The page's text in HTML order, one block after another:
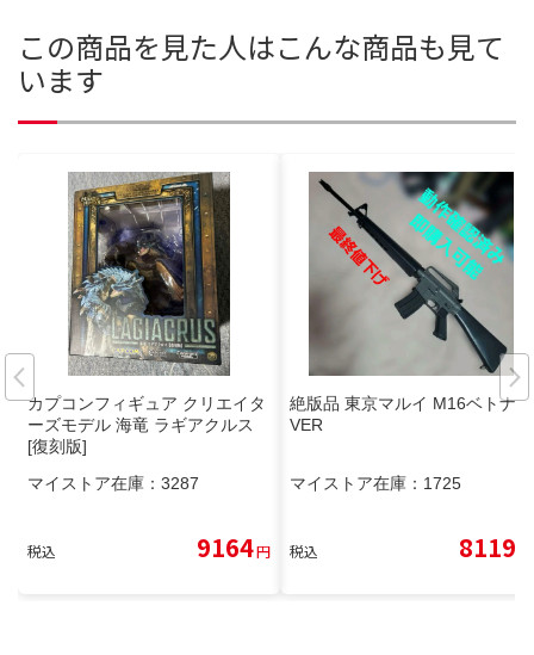
この商品を見た人はこんな商品も見て
います
カプコンフィギュア クリエイタ
ーズモデル 海竜 ラギアクルス
[復刻版]
マイストア在庫： 3287
税込 9164円
絶版品 東京マルイ M16ベトナム
VER
マイストア在庫： 1725
税込 8119